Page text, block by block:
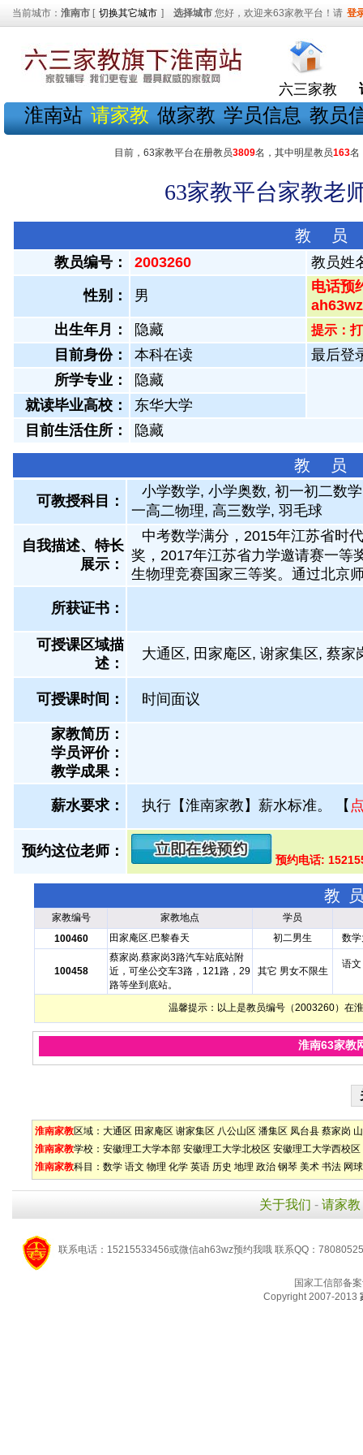
当前城市： 淮南市 [ 切换其它城市 ] 选择城市 您好，欢迎来63家教平台！请 登
六三家教
淮南站 请家教 做家教 学员信息 教员
目前，63家教平台在册教员3809名，其中明星教员163名
63家教平台家教老
教 员
教员编号： 2003260 教员姓
性别： 男
电话预
出生年月：
隐藏 提示：
目前身份： 本科在读
最后登
所学专业：
隐藏
就读毕业高校：
东华大学
目前生活住所：
隐藏
教 员
可教授科目：
小学数学, 小学奥数, 初一初二数
一高二物理, 高三数学, 羽毛球
自我描述、特长
展示 ：
中考数学满分，2015年江苏省时
奖，2017年江苏省力学邀请赛一等
生物理竞赛国家三等奖。通过北京
所获证书 ：
可授课区域描
述：
大通区, 田家庵区, 谢家集区, 蔡家
可授课时间： 时间面议
家教简历：
学员评价：
教学成果：
薪水要求： 执行【淮南家教】薪水标准。 【
预约这位老师：
预约电话:
教
家教编号 家教地点
学员
100460
田家庵区.巴黎春天 初二男生 数
100458
蔡家岗.蔡家岗3路汽车站底站附
近，可坐公交车3路，121路，29
路等坐到底站。
其它 男女不限生
语
温馨提示：以上是教员编号（2003260）在
淮南63家教
淮南家教区域： 大通区 田家庵区 谢家集区 八公山区 潘集区 凤台县 蔡家岗
淮南家教学校： 安徽理工大学本部 安徽理工大学北校区 安徽理工大学西校区
淮南家教科目： 数学 语文 物理 化学 英语 历史 地理 政治 钢琴 美术 书法 网球
关于我们 - 请家教
联系电话：15215533456或微信ah63wz预约我哦 联系QQ：
国家工信部备
Copyright 2007-2013